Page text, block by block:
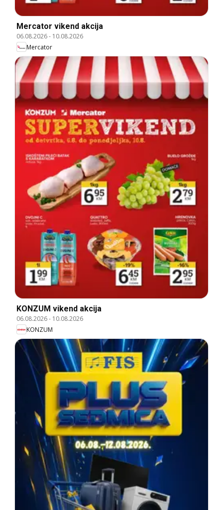
Mercator vikend akcija
06.08.2026- 10.08.2026
Mercator
KONZUM vikend akcija
06.08.2026- 10.08.2026
KONZUM